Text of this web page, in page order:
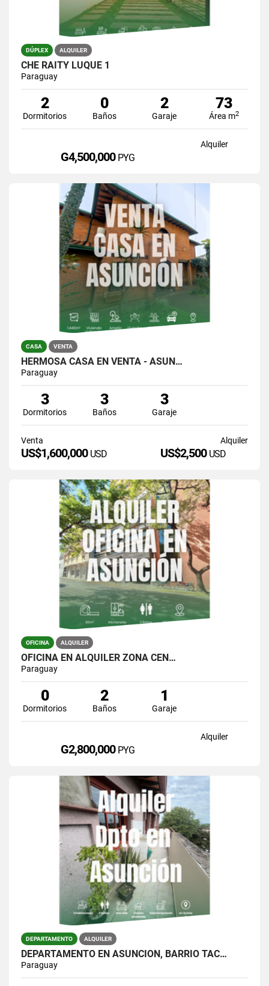
DÚPLEX ALQUILER
CHE RAITY LUQUE 1
Paraguay
2
Dormitorios
0
Baños
2
Garaje
73
Área m2
Alquiler
G4,500,000 PYG
CASA VENTA
HERMOSA CASA EN VENTA - ASUN…
Paraguay
3
Dormitorios
3
Baños
3
Garaje
Venta
US$1,600,000 USD
Alquiler
US$2,500 USD
OFICINA ALQUILER
OFICINA EN ALQUILER ZONA CEN…
Paraguay
0
Dormitorios
2
Baños
1
Garaje
Alquiler
G2,800,000 PYG
DEPARTAMENTO ALQUILER
DEPARTAMENTO EN ASUNCIÓN, BARRIO TAC…
Paraguay